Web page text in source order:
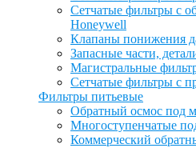
Сетчатые фильтры с
Honeywell
Клапаны понижения
Запасные части,
Магистральные
Сетчатые фильтры с
Фильтры питьевые
Обратный осмос под
Многоступенчатые
Коммерческий